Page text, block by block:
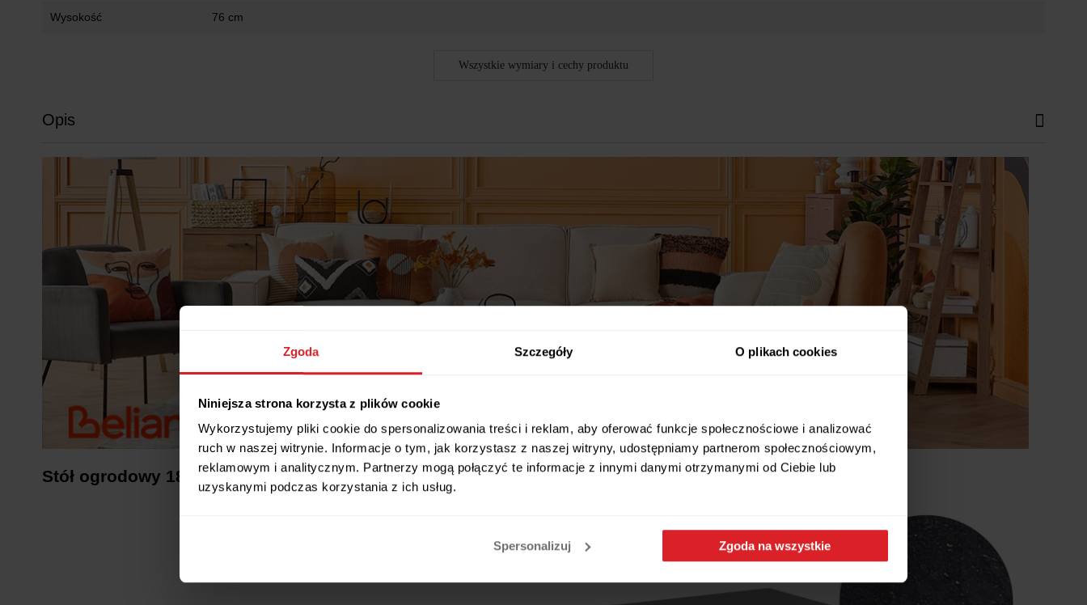
Zgoda Szczegóły O plikach cookies
Niniejsza strona korzysta z plików cookie
Wykorzystujemy pliki cookie do spersonalizowania treści i reklam, aby oferować funkcje społecznościowe i analizować
ruch w naszej witrynie. Informacje o tym, jak korzystasz z naszej witryny, udostępniamy partnerom społecznościowym,
reklamowym i analitycznym. Partnerzy mogą połączyć te informacje z innymi danymi otrzymanymi od Ciebie lub
uzyskanymi podczas korzystania z ich usług.
Spersonalizuj Zgoda na wszystkie
Wysokość 76 cm
Wszystkie wymiary i cechy produktu
Opis
Stół ogrodowy 180 x 90 cm Kamień Czarny GROSSETO